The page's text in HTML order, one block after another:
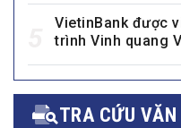
VietinBank được
trình Vinh quang
TRA CỨU VĂN